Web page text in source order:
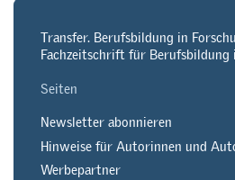
Transfer. Berufsbildung in
Fachzeitschrift für Berufsbildung
Seiten
Newsletter abonnieren
Hinweise für Autorinnen und
Werbepartner